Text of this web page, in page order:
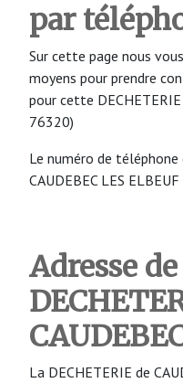
par
Sur cette page nous
moyens pour prendre
pour cette DECHETERIE
76320)
Le numéro de téléphone
CAUDEBEC LES
Adresse
La DECHETERIE de